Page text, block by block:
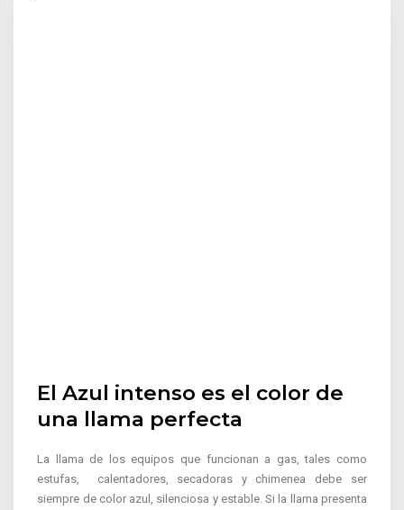
El Azul intenso es el color de
una llama perfecta
La llama de los equipos que funcionan a gas, tales como
estufas, calentadores, secadoras y chimenea debe ser
siempre de color azul, silenciosa y estable. Si la llama presenta